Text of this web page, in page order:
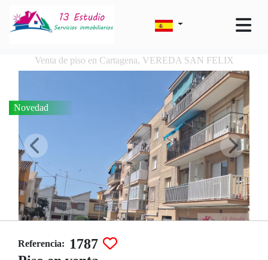
Venta de piso en Cartagena, VEREDA SAN FELIX
Novedad
Referencia:
1787